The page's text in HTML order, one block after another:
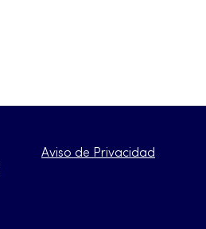
Aviso de Privacidad